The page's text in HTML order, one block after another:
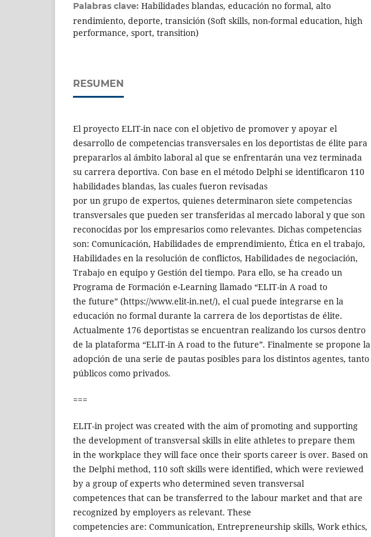
Palabras clave: Habilidades blandas, educación no formal, alto
rendimiento, deporte, transición (Soft skills, non-formal education, high
performance, sport, transition)
RESUMEN
El proyecto ELIT-in nace con el objetivo de promover y apoyar el
desarrollo de competencias transversales en los deportistas de élite para
prepararlos al ámbito laboral al que se enfrentarán una vez terminada
su carrera deportiva. Con base en el método Delphi se identificaron 110
habilidades blandas, las cuales fueron revisadas
por un grupo de expertos, quienes determinaron siete competencias
transversales que pueden ser transferidas al mercado laboral y que son
reconocidas por los empresarios como relevantes. Dichas competencias
son: Comunicación, Habilidades de emprendimiento, Ética en el trabajo,
Habilidades en la resolución de conflictos, Habilidades de negociación,
Trabajo en equipo y Gestión del tiempo. Para ello, se ha creado un
Programa de Formación e-Learning llamado “ELIT-in A road to
the future” (https://www.elit-in.net/), el cual puede integrarse en la
educación no formal durante la carrera de los deportistas de élite.
Actualmente 176 deportistas se encuentran realizando los cursos dentro
de la plataforma “ELIT-in A road to the future”. Finalmente se propone la
adopción de una serie de pautas posibles para los distintos agentes, tanto
públicos como privados.
===
ELIT-in project was created with the aim of promoting and supporting
the development of transversal skills in elite athletes to prepare them
in the workplace they will face once their sports career is over. Based on
the Delphi method, 110 soft skills were identified, which were reviewed
by a group of experts who determined seven transversal
competences that can be transferred to the labour market and that are
recognized by employers as relevant. These
competencies are: Communication, Entrepreneurship skills, Work ethics,